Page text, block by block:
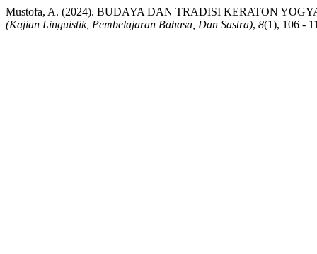
Mustofa, A. (2024). BUDAYA DAN TRADISI KERATON
(Kajian Linguistik, Pembelajaran Bahasa, Dan Sastra), 8(1), 106 -